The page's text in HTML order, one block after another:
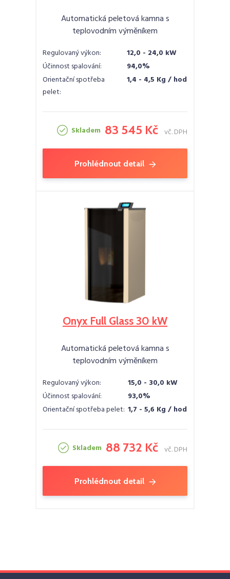
Automatická peletová kamna s
teplovodním výměníkem
Regulovaný výkon:
12,0 - 24,0 kW
Účinnost spalování:
94,0%
Orientační spotřeba
pelet:
1,4 - 4,5 Kg / hod
Skladem 83 545 Kč vč. DPH
Prohlédnout detail
Onyx Full Glass 30 kW
Automatická peletová kamna s
teplovodním výměníkem
Regulovaný výkon:
15,0 - 30,0 kW
Účinnost spalování:
93,0%
Orientační spotřeba pelet: 1,7 - 5,6 Kg / hod
Skladem 88 732 Kč vč. DPH
Prohlédnout detail